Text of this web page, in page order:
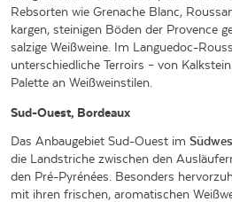
Rebsorten wie Grenache Blanc,
kargen, steinigen Böden der Provence
salzige Weißweine. Im Languedoc-
unterschiedliche Terroirs – von
Palette an Weißweinstilen.
Sud-Ouest, Bordeaux
Das Anbaugebiet Sud-Ouest im
die Landstriche zwischen den
den Pré-Pyrénées. Besonders
mit ihren frischen, aromatischen